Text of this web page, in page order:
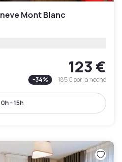
Mont Blanc
123 €
-34% 185 €por la noche
- 15h